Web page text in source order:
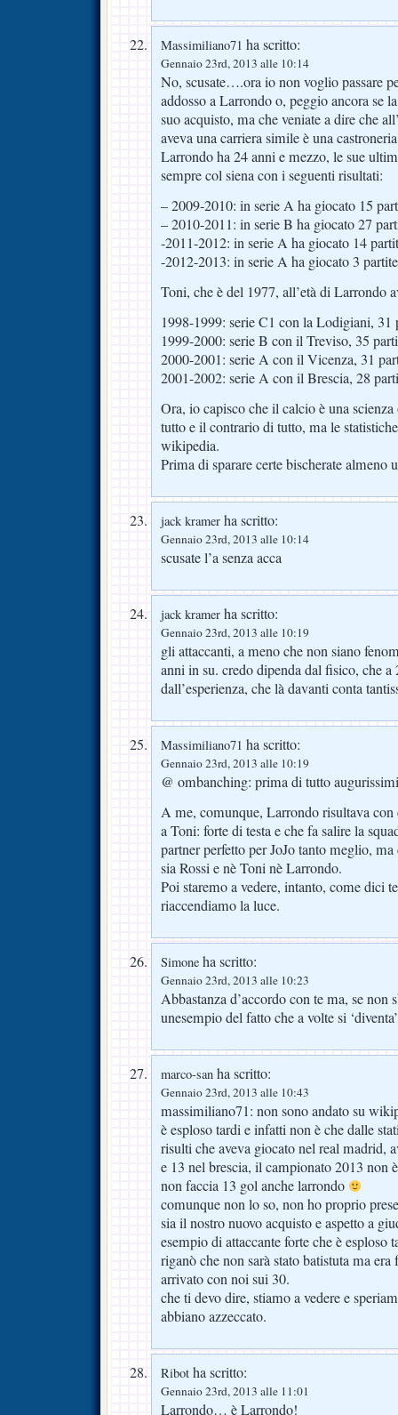
Massimiliano71 ha scritto:
Gennaio 23rd, 2013 alle 10:14
No, scusate….ora io non voglio passare
addosso a Larrondo o, peggio ancora se
suo acquisto, ma che veniate a dire che
aveva una carriera simile è una
Larrondo ha 24 anni e mezzo, le sue
sempre col siena con i seguenti risultati:
– 2009-2010: in serie A ha giocato 15
– 2010-2011: in serie B ha giocato 27
-2011-2012: in serie A ha giocato 14
-2012-2013: in serie A ha giocato 3
Toni, che è del 1977, all’età di Larrondo
1998-1999: serie C1 con la Lodigiani, 31
1999-2000: serie B con il Treviso, 35
2000-2001: serie A con il Vicenza, 31
2001-2002: serie A con il Brescia, 28
Ora, io capisco che il calcio è una
tutto e il contrario di tutto, ma le
wikipedia.
Prima di sparare certe bischerate almeno
jack kramer ha scritto:
Gennaio 23rd, 2013 alle 10:14
scusate l’a senza acca
jack kramer ha scritto:
Gennaio 23rd, 2013 alle 10:19
gli attaccanti, a meno che non siano
anni in su. credo dipenda dal fisico, che a
dall’esperienza, che là davanti conta
Massimiliano71 ha scritto:
Gennaio 23rd, 2013 alle 10:19
@ ombanching: prima di tutto
A me, comunque, Larrondo risultava
a Toni: forte di testa e che fa salire la
partner perfetto per JoJo tanto meglio,
sia Rossi e nè Toni nè Larrondo.
Poi staremo a vedere, intanto, come dici
riaccendiamo la luce.
Simone ha scritto:
Gennaio 23rd, 2013 alle 10:23
Abbastanza d’accordo con te ma, se non
unesempio del fatto che a volte si
marco-san ha scritto:
Gennaio 23rd, 2013 alle 10:43
massimiliano71: non sono andato su
è esploso tardi e infatti non è che dalle
risulti che aveva giocato nel real madrid,
e 13 nel brescia, il campionato 2013 non
non faccia 13 gol anche larrondo
comunque non lo so, non ho proprio
sia il nostro nuovo acquisto e aspetto a
esempio di attaccante forte che è
riganò che non sarà stato batistuta ma era
arrivato con noi sui 30.
che ti devo dire, stiamo a vedere e
abbiano azzeccato.
Ribot ha scritto:
Gennaio 23rd, 2013 alle 11:01
Larrondo… è Larrondo!